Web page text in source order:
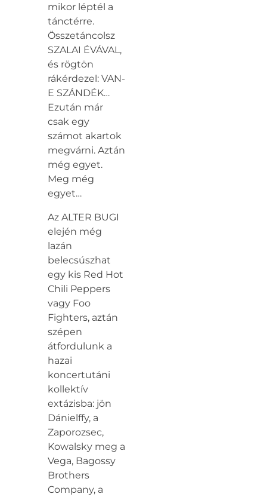
mikor léptél a
tánctérre.
Összetáncolsz
SZALAI ÉVÁVAL,
és rögtön
rákérdezel: VAN-
E SZÁNDÉK…
Ezután már
csak egy
számot akartok
megvárni. Aztán
még egyet.
Meg még
egyet…
Az ALTER BUGI
elején még
lazán
belecsúszhat
egy kis Red Hot
Chili Peppers
vagy Foo
Fighters, aztán
szépen
átfordulunk a
hazai
koncertutáni
kollektív
extázisba: jön
Dánielffy, a
Zaporozsec,
Kowalsky meg a
Vega, Bagossy
Brothers
Company, a